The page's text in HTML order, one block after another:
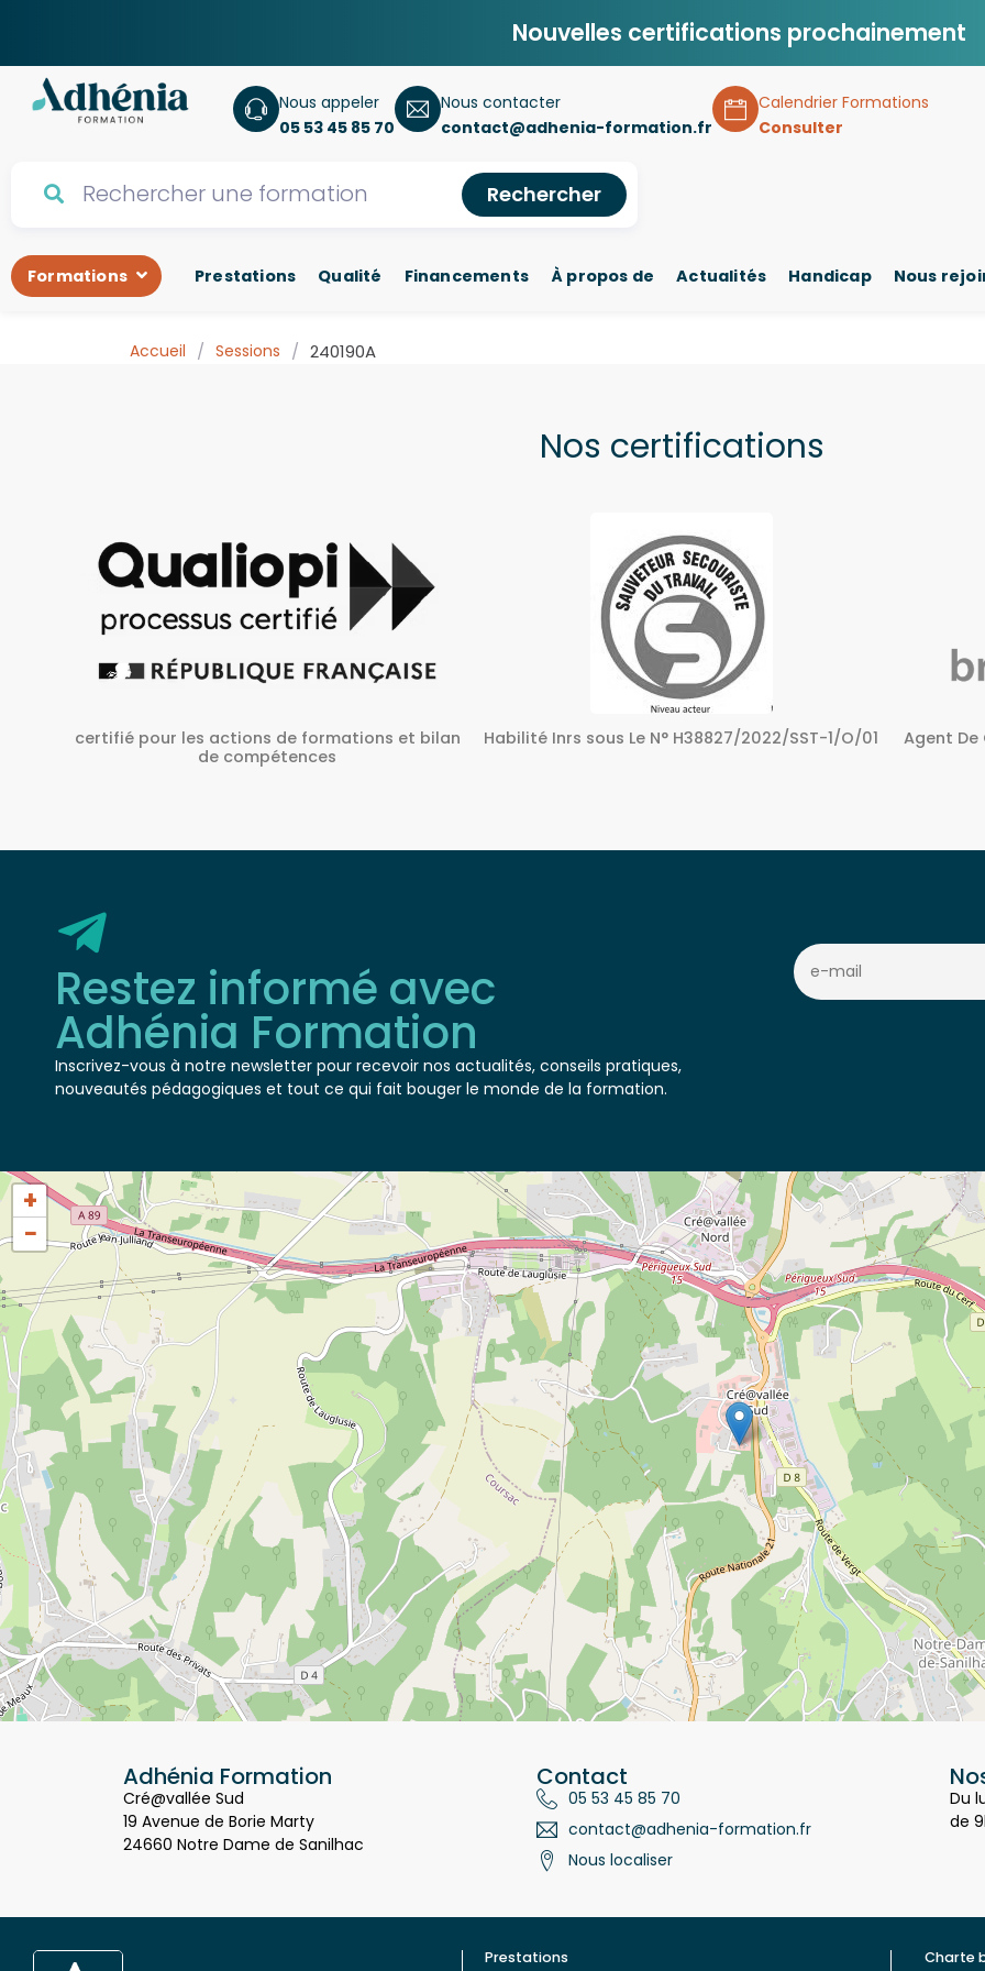
Nouvelles certifications prochainement
Nous appeler
05 53 45 85 70
Nous contacter
contact@adhenia-formation.fr
Calendrier Formations
Consulter
Rechercher
Formations Prestations Qualité Financements À propos de Actualités Handicap Nous
Accueil / Sessions / 240190A
Nos certifications
Habilité Inrs sous Le N° H38827/2022/SST-1/O/01 Agent De Certification sous Le N° 72240158724 Centre
Restez informé avec
Adhénia Formation
Inscrivez-vous à notre newsletter pour recevoir nos actualités, conseils pratiques,
nouveautés pédagogiques et tout ce qui fait bouger le monde de la formation.
+
−
Cré@vallée Sud
19 Avenue de Borie Marty
24660 Notre Dame de Sanilhac
05 53 45 85 70
contact@adhenia-formation.fr
Nous localiser
Du
de